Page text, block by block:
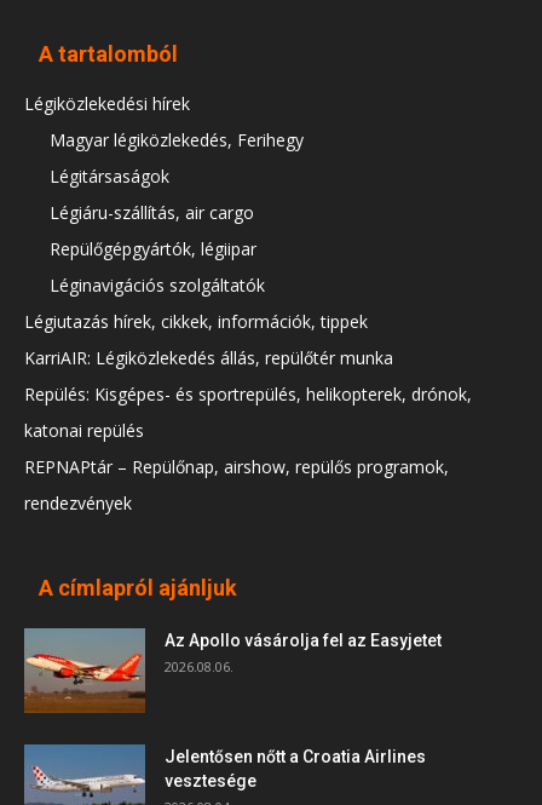
A tartalomból
Légiközlekedési hírek
Magyar légiközlekedés, Ferihegy
Légitársaságok
Légiáru-szállítás, air cargo
Repülőgépgyártók, légiipar
Léginavigációs szolgáltatók
Légiutazás hírek, cikkek, információk, tippek
KarriAIR: Légiközlekedés állás, repülőtér munka
Repülés: Kisgépes- és sportrepülés, helikopterek, drónok,
katonai repülés
REPNAPtár – Repülőnap, airshow, repülős programok,
rendezvények
A címlapról ajánljuk
Az Apollo vásárolja fel az Easyjetet
2026.08.06.
Jelentősen nőtt a Croatia Airlines
vesztesége